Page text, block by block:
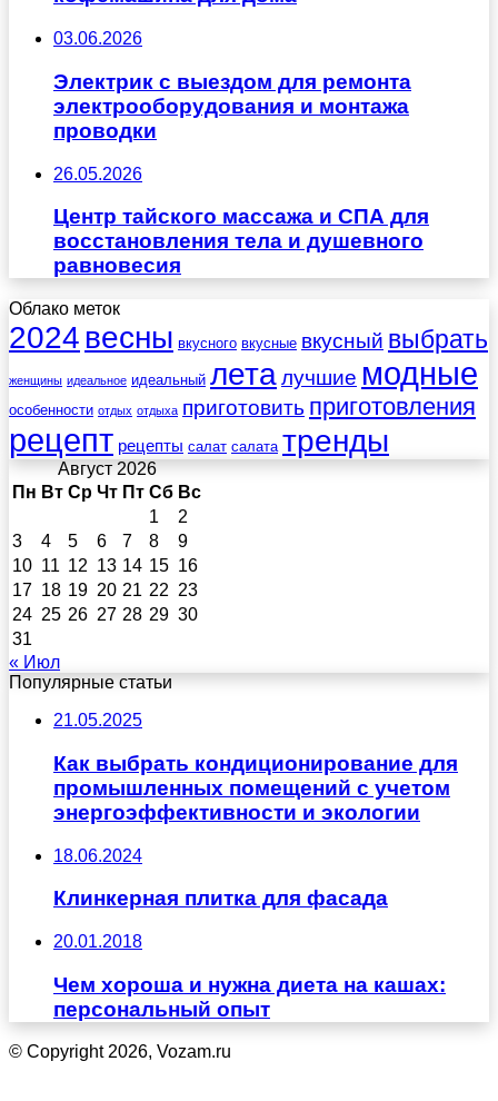
03.06.2026
Электрик с выездом для ремонта
электрооборудования и монтажа
проводки
26.05.2026
Центр тайского массажа и СПА для
восстановления тела и душевного
равновесия
Облако меток
2024 весны вкусного вкусные вкусный выбрать
женщины идеальное идеальный леталучшие модные
особенности отдых отдыха приготовить приготовления
рецепт рецепты салат салата тренды
Август 2026
Пн Вт Ср Чт Пт Сб Вс
1
2
3
4 5 6 7 8
9
10 11 12 13 14 15 16
17 18 19 20 21 22 23
24 25 26 27 28 29 30
31
« Июл
Популярные статьи
21.05.2025
Как выбрать кондиционирование для
промышленных помещений с учетом
энергоэффективности и экологии
18.06.2024
Клинкерная плитка для фасада
20.01.2018
Чем хороша и нужна диета на кашах:
персональный опыт
© Copyright 2026, Vozam.ru